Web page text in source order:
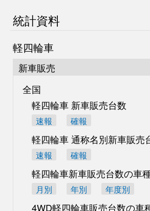
統計資料
軽四輪車
新車販売
全国
軽四輪車 新車販売台数
速報 確報
軽四輪車 通称名別新車販売
速報 確報
軽四輪車新車販売台数の車
月別 年別 年度別
4WD軽四輪車販売台数の車